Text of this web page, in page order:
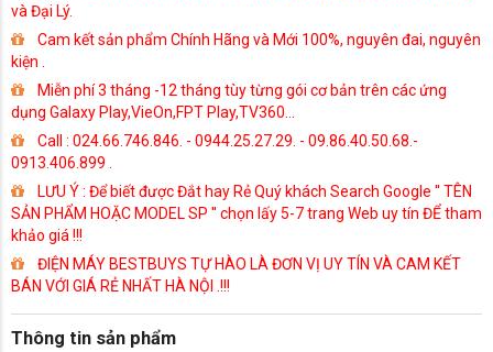
và Đại Lý.
Cam kết sản phẩm Chính Hãng và Mới 100%, nguyên đai, nguyên
kiện .
Miễn phí 3 tháng -12 tháng tùy từng gói cơ bản trên các ứng
dụng Galaxy Play,VieOn,FPT Play,TV360...
Call : 024.66.746.846. - 0944.25.27.29. - 09.86.40.50.68.-
0913.406.899 .
LƯU Ý : Để biết được Đắt hay Rẻ Quý khách Search Google '' TÊN
SẢN PHẨM HOẶC MODEL SP '' chọn lấy 5-7 trang Web uy tín ĐỂ tham
khảo giá !!!
ĐIỆN MÁY BESTBUYS TỰ HÀO LÀ ĐƠN VỊ UY TÍN VÀ CAM KẾT
BÁN VỚI GIÁ RẺ NHẤT HÀ NỘI .!!!
Thông tin sản phẩm